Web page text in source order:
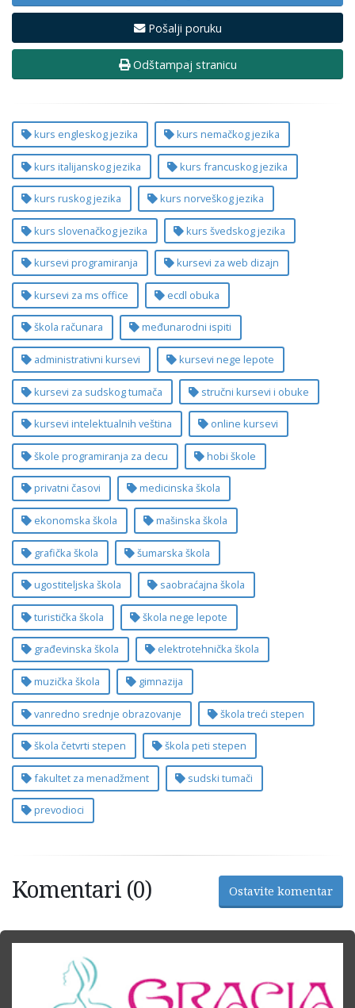
Pošalji poruku
Odštampaj stranicu
kurs engleskog jezika kurs nemačkog jezika
kurs italijanskog jezika kurs francuskog jezika
kurs ruskog jezika kurs norveškog jezika
kurs slovenačkog jezika kurs švedskog jezika
kursevi programiranja kursevi za web dizajn
kursevi za ms office ecdl obuka
škola računara međunarodni ispiti
administrativni kursevi kursevi nege lepote
kursevi za sudskog tumača stručni kursevi i obuke
kursevi intelektualnih veština online kursevi
škole programiranja za decu hobi škole
privatni časovi medicinska škola
ekonomska škola mašinska škola
grafička škola šumarska škola
ugostiteljska škola saobraćajna škola
turistička škola škola nege lepote
građevinska škola elektrotehnička škola
muzička škola gimnazija
vanredno srednje obrazovanje škola treći stepen
škola četvrti stepen škola peti stepen
fakultet za menadžment sudski tumači
prevodioci
Komentari (0) Ostavite komentar